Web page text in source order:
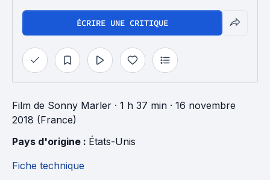
ÉCRIRE UNE CRITIQUE
Film de Sonny Marler · 1 h 37 min · 16 novembre
2018 (France)
Pays d'origine : États-Unis
Fiche technique